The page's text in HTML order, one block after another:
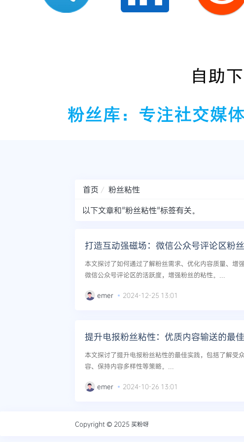
首页
粉丝粘性
以下文章和"粉丝粘性"标签有关。
打造互动强磁场：微信公众号评论区粉
本文探讨了如何通过了解粉丝需求、优化内容质量、增
微信公众号评论区的活跃度，增强粉丝的粘性。...
emer 2024-12-25 13:01
提升电报粉丝粘性：优质内容输送的最
本文探讨了提升电报粉丝粘性的最佳实践，包括了解受
容、保持内容多样性等策略。...
emer 2024-10-26 13:01
Copyright © 2025 买粉呀